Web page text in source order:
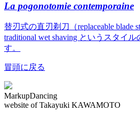
La pogonotomie contemporaine
替刃式の直刃剃刀（replaceable blade
traditional wet shaving というスタイ
す。
冒頭に戻る
MarkupDancing
website of Takayuki KAWAMOTO